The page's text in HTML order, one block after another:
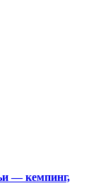
— кемпинг,